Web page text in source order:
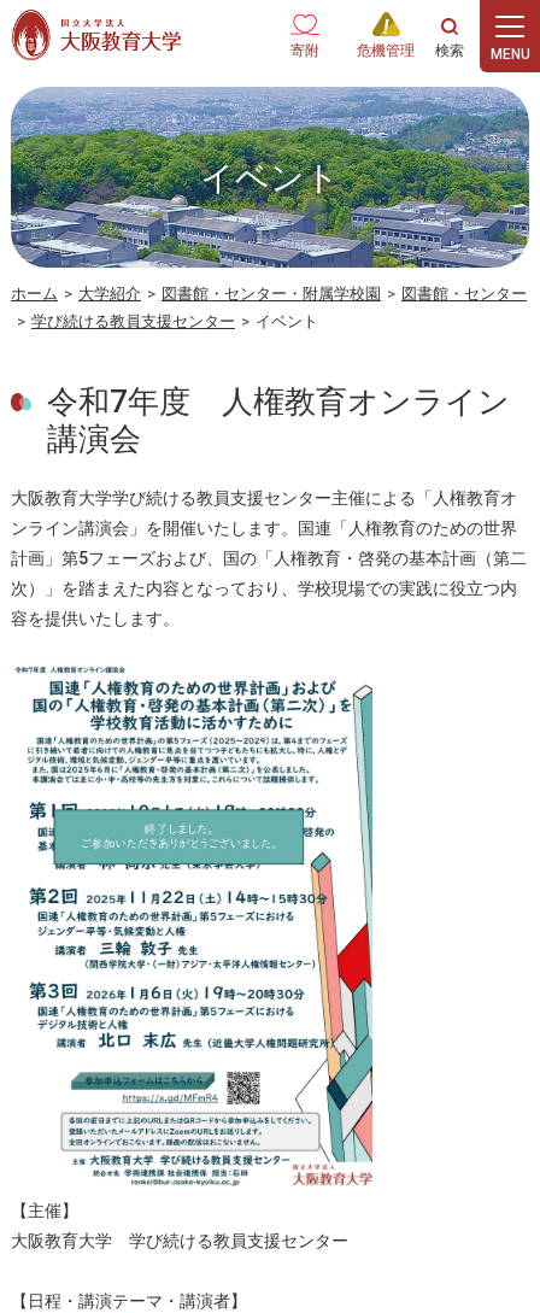
本文へ
寄附 危機管理
イベント
ホーム > 大学紹介 > 図書館・センター・附属学校園 > 図書館・センター
> 学び続ける教員支援センター > イベント
令和7年度 人権教育オンライン
講演会
大阪教育大学学び続ける教員支援センター主催による「人権教育オ
ンライン講演会」を開催いたします。国連「人権教育のための世界
計画」第5フェーズおよび、国の「人権教育・啓発の基本計画（第二
次）」を踏まえた内容となっており、学校現場での実践に役立つ内
容を提供いたします。
【主催】
大阪教育大学 学び続ける教員支援センター
【日程・講演テーマ・講演者】